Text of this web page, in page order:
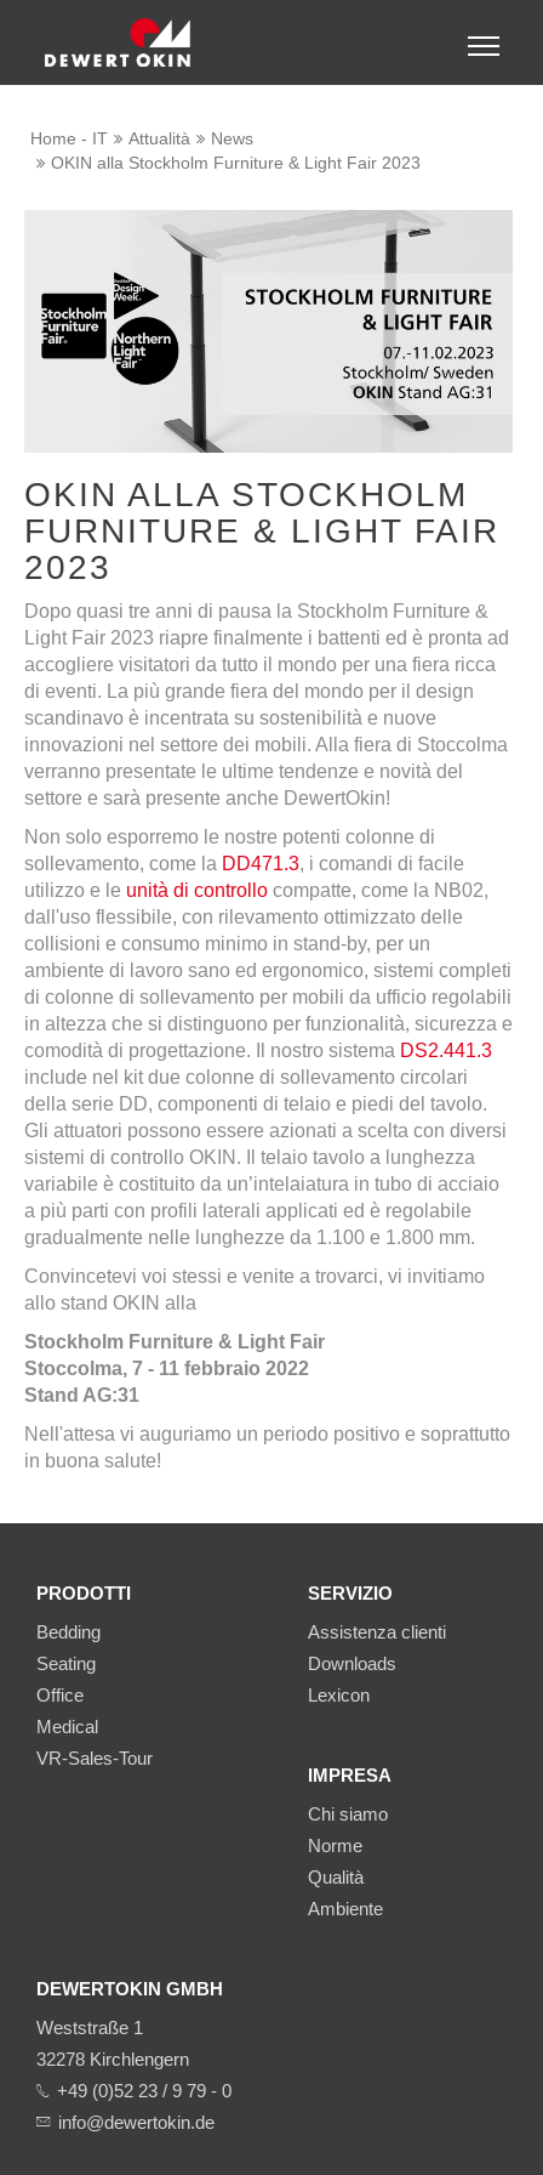
Toggle
Home - IT Attualità
News
OKIN alla Stockholm Furniture & Light Fair 2023
OKIN ALLA STOCKHOLM
FURNITURE & LIGHT FAIR
2023
Dopo quasi tre anni di pausa la Stockholm Furniture &
Light Fair 2023 riapre finalmente i battenti ed è pronta ad
accogliere visitatori da tutto il mondo per una fiera ricca
di eventi. La più grande fiera del mondo per il design
scandinavo è incentrata su sostenibilità e nuove
innovazioni nel settore dei mobili. Alla fiera di Stoccolma
verranno presentate le ultime tendenze e novità del
settore e sarà presente anche DewertOkin!
Non solo esporremo le nostre potenti colonne di
sollevamento, come la DD471.3, i comandi di facile
utilizzo e le unità di controllo compatte, come la NB02,
dall'uso flessibile, con rilevamento ottimizzato delle
collisioni e consumo minimo in stand-by, per un
ambiente di lavoro sano ed ergonomico, sistemi completi
di colonne di sollevamento per mobili da ufficio regolabili
in altezza che si distinguono per funzionalità, sicurezza e
comodità di progettazione. Il nostro sistema DS2.441.3
include nel kit due colonne di sollevamento circolari
della serie DD, componenti di telaio e piedi del tavolo.
Gli attuatori possono essere azionati a scelta con diversi
sistemi di controllo OKIN. Il telaio tavolo a lunghezza
variabile è costituito da un’intelaiatura in tubo di acciaio
a più parti con profili laterali applicati ed è regolabile
gradualmente nelle lunghezze da 1.100 e 1.800 mm.
Convincetevi voi stessi e venite a trovarci, vi invitiamo
allo stand OKIN alla
Stockholm Furniture & Light Fair
Stoccolma, 7 - 11 febbraio 2022
Stand AG:31
Nell'attesa vi auguriamo un periodo positivo e soprattutto
in buona salute!
PRODOTTI
Bedding
Seating
Office
Medical
VR-Sales-Tour
SERVIZIO
Assistenza clienti
Downloads
Lexicon
IMPRESA
Chi siamo
Norme
Qualità
Ambiente
DEWERTOKIN GMBH
Weststraße 1
32278 Kirchlengern
+49 (0)52 23 / 9 79 - 0
info@dewertokin.de